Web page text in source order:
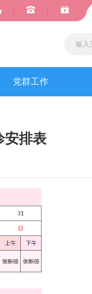
党群工作
安排表